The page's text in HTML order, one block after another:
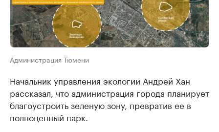
Администрация Тюмени
Начальник управления экологии Андрей Хан
рассказал, что администрация города планирует
благоустроить зеленую зону, превратив ее в
полноценный парк.